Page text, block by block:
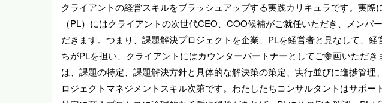
クライアントの経営スキルをブラッシュアップする実践カリキュラです。実
（PL）にはクライアントの次世代CEO、COO候補がご就任いただき、メン
だきます。つまり、課題解決プロジェクトを企業、PLを経営者と見なして、
ちがPLを担い、クライアントにはカウンターパートナーとしてご参画いただ
は、課題の特定、課題解決方針と具体的な解決策の策定、実行並びに進捗管
ロジェクトマネジメントスキル次第です。わたしたちコンサルタントはサポ